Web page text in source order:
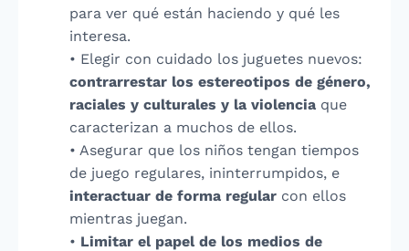
para ver qué están haciendo y qué les
interesa.
• Elegir con cuidado los juguetes nuevos:
contrarrestar los estereotipos de género,
raciales y culturales y la violencia que
caracterizan a muchos de ellos.
• Asegurar que los niños tengan tiempos
de juego regulares, ininterrumpidos, e
interactuar de forma regular con ellos
mientras juegan.
• Limitar el papel de los medios de